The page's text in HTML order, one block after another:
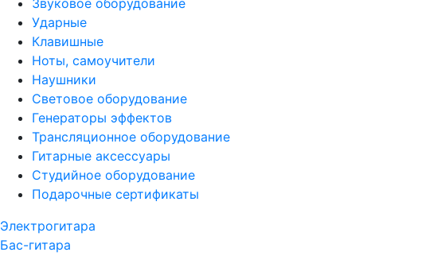
Звуковое оборудование
Ударные
Клавишные
Ноты, самоучители
Наушники
Световое оборудование
Генераторы эффектов
Трансляционное оборудование
Гитарные аксессуары
Студийное оборудование
Подарочные сертификаты
Электрогитара
Бас-гитара